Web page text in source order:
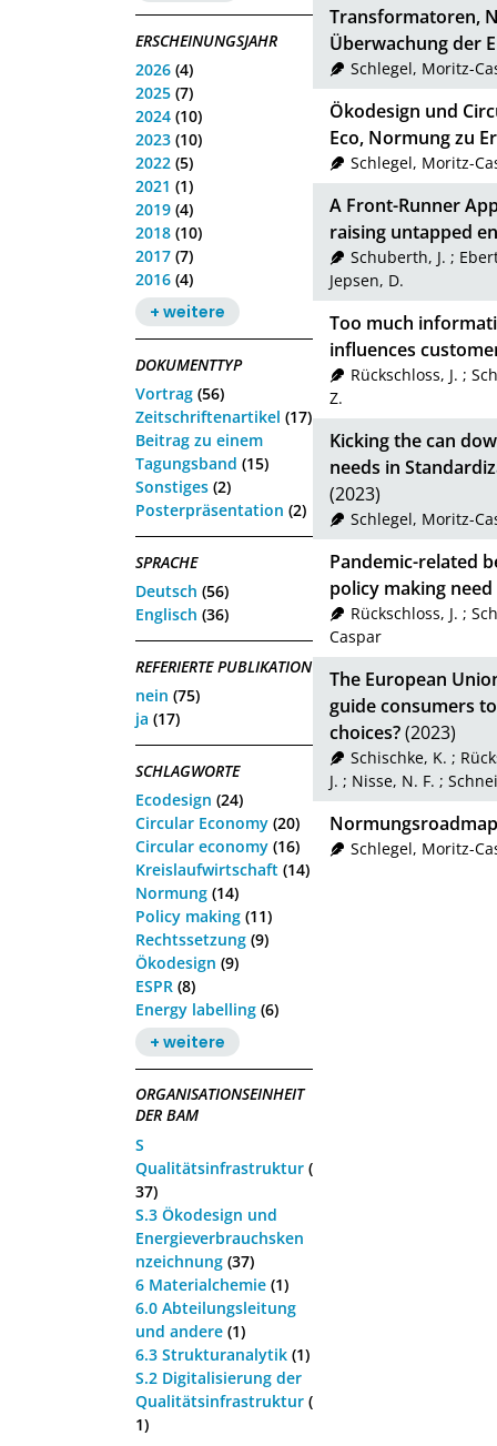
ERSCHEINUNGSJAHR
2026 (4)
2025 (7)
2024 (10)
2023 (10)
2022 (5)
2021 (1)
2019 (4)
2018 (10)
2017 (7)
2016 (4)
+ weitere
DOKUMENTTYP
Vortrag (56)
Zeitschriftenartikel (17)
Beitrag zu einem
Tagungsband (15)
Sonstiges (2)
Posterpräsentation (2)
SPRACHE
Deutsch (56)
Englisch (36)
REFERIERTE PUBLIKATION
nein (75)
ja (17)
SCHLAGWORTE
Ecodesign (24)
Circular Economy (20)
Circular economy (16)
Kreislaufwirtschaft (14)
Normung (14)
Policy making (11)
Rechtssetzung (9)
Ökodesign (9)
ESPR (8)
Energy labelling (6)
+ weitere
ORGANISATIONSEINHEIT
DER BAM
S
Qualitätsinfrastruktur (
37)
S.3 Ökodesign und
Energieverbrauchsken
nzeichnung (37)
6 Materialchemie (1)
6.0 Abteilungsleitung
und andere (1)
6.3 Strukturanalytik (1)
S.2 Digitalisierung der
Qualitätsinfrastruktur (
1)
Transformatoren,
Überwachung der
Schlegel, Moritz-
Ökodesign und
Eco, Normung zu
Schlegel, Moritz-
A Front-Runner
raising untapped
Schuberth, J. ;
Jepsen, D.
Too much
influences
Rückschloss, J. ;
Z.
Kicking the can
needs in
(2023)
Schlegel, Moritz-
Pandemic-related
policy making
Rückschloss, J. ;
Caspar
The European
guide consumers
choices?(2023)
Schischke, K. ;
J. ; Nisse, N. F. ;
Schlegel, Moritz-